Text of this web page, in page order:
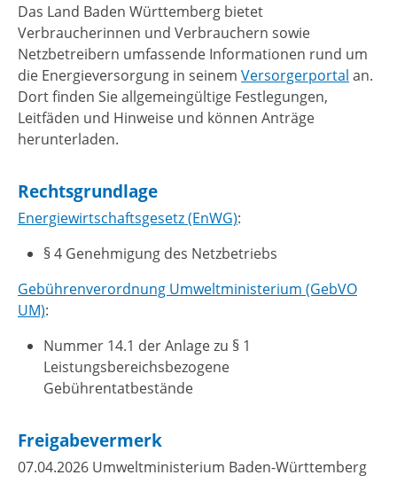
Das Land Baden Württemberg bietet
Verbraucherinnen und Verbrauchern sowie
Netzbetreibern umfassende Informationen rund um
die Energieversorgung in seinem Versorgerportal an.
Dort finden Sie allgemeingültige Festlegungen,
Leitfäden und Hinweise und können Anträge
herunterladen.
Rechtsgrundlage
Energiewirtschaftsgesetz (EnWG):
§ 4 Genehmigung des Netzbetriebs
Gebührenverordnung Umweltministerium (GebVO
UM):
Nummer 14.1 der Anlage zu § 1
Leistungsbereichsbezogene
Gebührentatbestände
Freigabevermerk
07.04.2026 Umweltministerium Baden-Württemberg